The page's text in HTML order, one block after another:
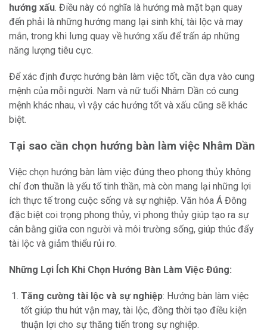
hướng xấu. Điều này có nghĩa là hướng mà mặt bạn quay
đến phải là những hướng mang lại sinh khí, tài lộc và may
mắn, trong khi lưng quay về hướng xấu để trấn áp những
năng lượng tiêu cực.
Để xác định được hướng bàn làm việc tốt, cần dựa vào cung
mệnh của mỗi người. Nam và nữ tuổi Nhâm Dần có cung
mệnh khác nhau, vì vậy các hướng tốt và xấu cũng sẽ khác
biệt.
Tại sao cần chọn hướng bàn làm việc Nhâm Dần
Việc chọn hướng bàn làm việc đúng theo phong thủy không
chỉ đơn thuần là yếu tố tinh thần, mà còn mang lại những lợi
ích thực tế trong cuộc sống và sự nghiệp. Văn hóa Á Đông
đặc biệt coi trọng phong thủy, vì phong thủy giúp tạo ra sự
cân bằng giữa con người và môi trường sống, giúp thúc đẩy
tài lộc và giảm thiểu rủi ro.
Những Lợi Ích Khi Chọn Hướng Bàn Làm Việc Đúng:
Tăng cường tài lộc và sự nghiệp: Hướng bàn làm việc
tốt giúp thu hút vận may, tài lộc, đồng thời tạo điều kiện
thuận lợi cho sự thăng tiến trong sự nghiệp.